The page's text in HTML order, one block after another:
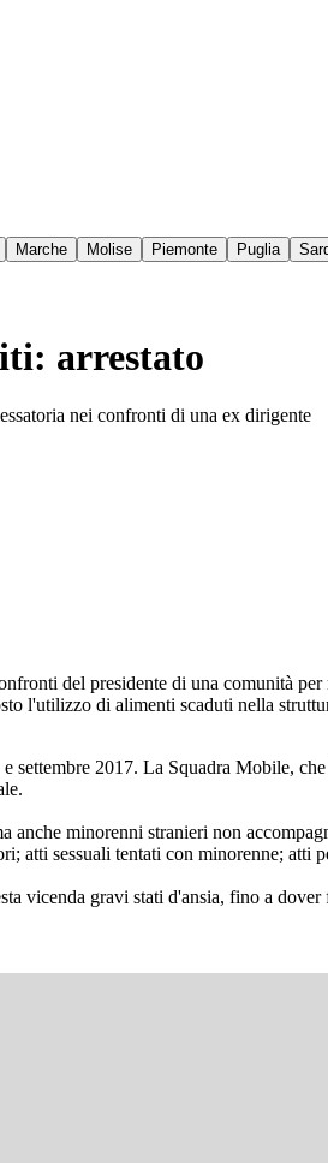
Marche Molise Piemonte Puglia
arrestato
nei confronti di una ex dirigente
del presidente di una comunità
l'utilizzo di alimenti scaduti nella
2017. La Squadra Mobile,
minorenni stranieri non
atti sessuali tentati con minorenne; atti
vicenda gravi stati d'ansia, fino a dover